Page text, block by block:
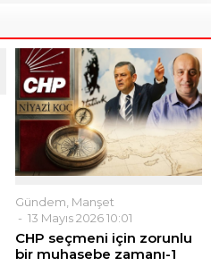
Gündem, Manşet
13 Mayıs 2026 10:01
CHP seçmeni için zorunlu
bir muhasebe zamanı-1